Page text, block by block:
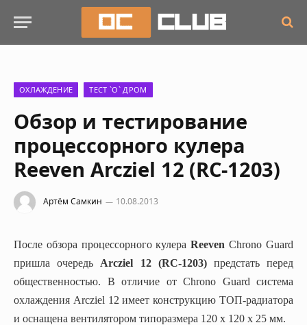
ОХЛАЖДЕНИЕ ТЕСТ `О` ДРОМ
Обзор и тестирование
процессорного кулера
Reeven Arcziel 12 (RC-1203)
Артём Самкин 10.08.2013
После обзора процессорного кулераReeven Chrono Guard
пришла очередь Arcziel 12 (RC-1203)предстать перед
общественностью. В отличие от Chrono Guard система
охлаждения Arcziel 12 имеет конструкцию ТОП-радиатора
и оснащена вентилятором типоразмера 120 х 120 х 25 мм.